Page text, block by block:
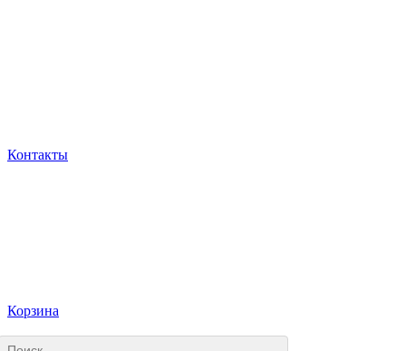
Контакты
Корзина